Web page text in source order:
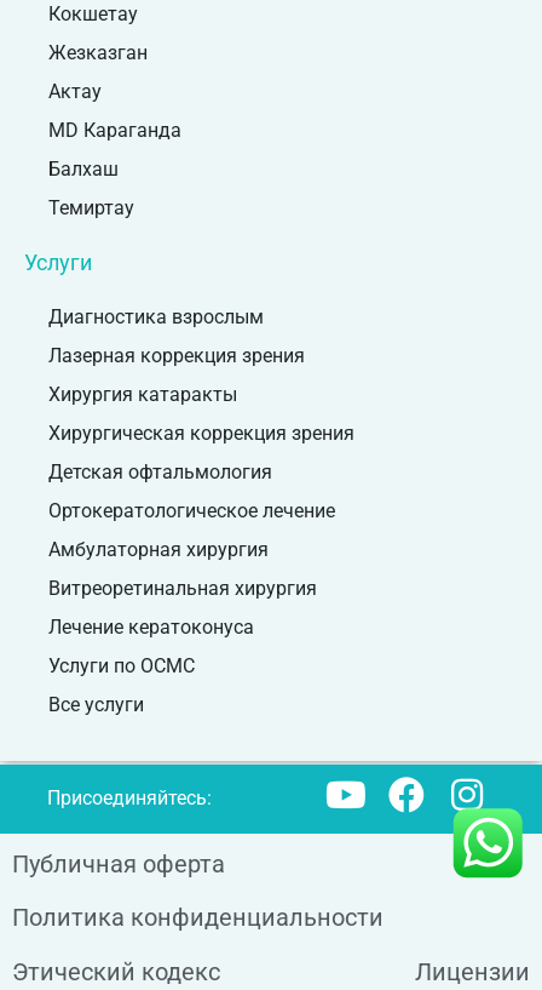
Кокшетау
Жезказган
Актау
MD Караганда
Балхаш
Темиртау
Услуги
Диагностика взрослым
Лазерная коррекция зрения
Хирургия катаракты
Хирургическая коррекция зрения
Детская офтальмология
Ортокератологическое лечение
Амбулаторная хирургия
Витреоретинальная хирургия
Лечение кератоконуса
Услуги по ОСМС
Все услуги
Присоединяйтесь:
Публичная оферта
Политика конфиденциальности
Этический кодекс
Лицензии